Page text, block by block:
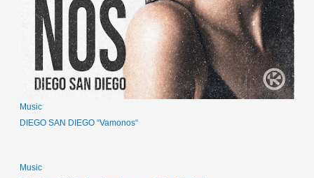
Music
DIEGO SAN DIEGO “Vamonos“
Music